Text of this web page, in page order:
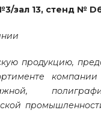
зал 13, стенд № D
продукцию,